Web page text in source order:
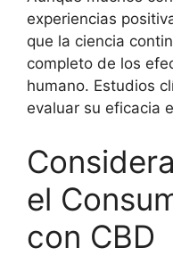
experiencias
que la ciencia
completo de los
humano. Estudios
evaluar su eficacia
el
con CBD